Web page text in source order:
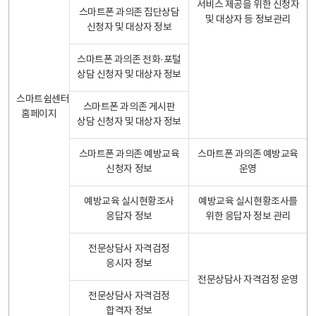
스마트쉼센터
홈페이지
서비스 제공을 위한 신청자
및 대상자 등 정보관리
스마트폰 과의존 집단상담
신청자 및 대상자 정보
스마트폰 과의존 전화·포털
상담 신청자 및 대상자 정보
스마트폰 과의존 게시판
상담 신청자 및 대상자 정보
스마트폰 과의존 예방교육
신청자 정보
스마트폰 과의존 예방교육
운영
예방교육 실시현황조사
응답자 정보
예방교육 실시현황조사를
위한 응답자 정보 관리
전문상담사 자격검정
응시자 정보
전문상담사 자격검정 운영
전문상담사 자격검정
합격자 정보